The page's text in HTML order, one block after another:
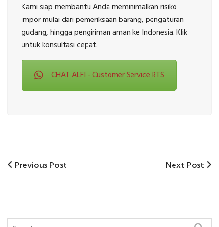
Kami siap membantu Anda meminimalkan risiko
impor mulai dari pemeriksaan barang, pengaturan
gudang, hingga pengiriman aman ke Indonesia. Klik
untuk konsultasi cepat.
CHAT ALFI - Customer Service RTS
Post
Previous
Previous Post
Next
Next Post